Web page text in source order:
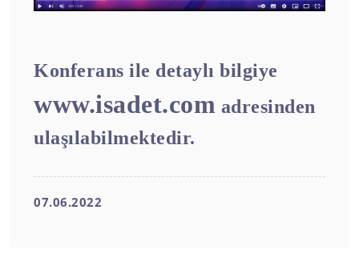
Konferans ile detaylı bilgiye
www.isadet.com adresinden
ulaşılabilmektedir.
07.06.2022